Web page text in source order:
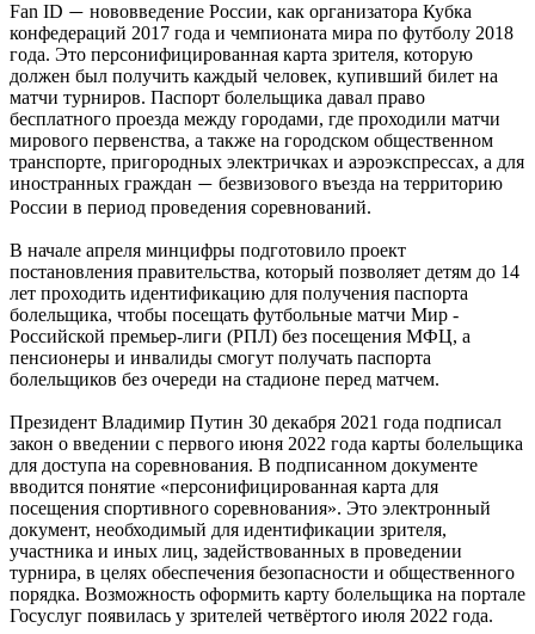
Fan ID — нововведение России, как организатора Кубка
конфедераций 2017 года и чемпионата мира по футболу 2018
года. Это персонифицированная карта зрителя, которую
должен был получить каждый человек, купивший билет на
матчи турниров. Паспорт болельщика давал право
бесплатного проезда между городами, где проходили матчи
мирового первенства, а также на городском общественном
транспорте, пригородных электричках и аэроэкспрессах, а для
иностранных граждан — безвизового въезда на территорию
России в период проведения соревнований.
В начале апреля минцифры подготовило проект
постановления правительства, который позволяет детям до 14
лет проходить идентификацию для получения паспорта
болельщика, чтобы посещать футбольные матчи Мир -
Российской премьер-лиги (РПЛ) без посещения МФЦ, а
пенсионеры и инвалиды смогут получать паспорта
болельщиков без очереди на стадионе перед матчем.
Президент Владимир Путин 30 декабря 2021 года подписал
закон о введении с первого июня 2022 года карты болельщика
для доступа на соревнования. В подписанном документе
вводится понятие «персонифицированная карта для
посещения спортивного соревнования». Это электронный
документ, необходимый для идентификации зрителя,
участника и иных лиц, задействованных в проведении
турнира, в целях обеспечения безопасности и общественного
порядка. Возможность оформить карту болельщика на портале
Госуслуг появилась у зрителей четвёртого июля 2022 года.